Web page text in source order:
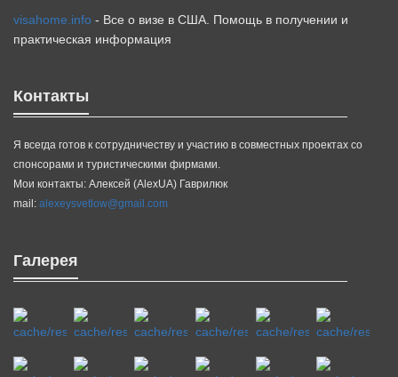
visahome.info - Все о визе в США. Помощь в получении и
практическая информация
Контакты
Я всегда готов к сотрудничеству и участию в совместных проектах со
спонсорами и туристическими фирмами.
Мои контакты: Алексей (AlexUA) Гаврилюк
mail: alexeysvetlow@gmail.com
Галерея